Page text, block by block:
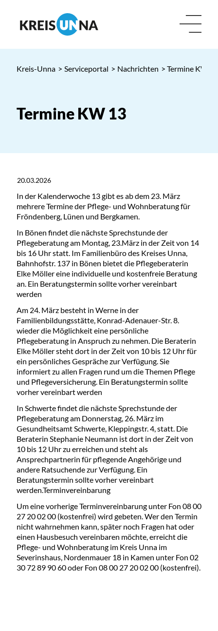
Kreis-Unna > Serviceportal > Nachrichten > Termine KW 13
Termine KW 13
20.03.2026
In der Kalenderwoche 13 gibt es ab dem 23. März
mehrere Termine der Pflege- und Wohnberatung für
Fröndenberg, Lünen und Bergkamen.
In Bönen findet die nächste Sprechstunde der
Pflegeberatung am Montag, 23.März in der Zeit von 14
bis 16 Uhr statt. Im Familienbüro des Kreises Unna,
Bahnhofstr. 137 in Bönen bietet die Pflegeberaterin
Elke Möller eine individuelle und kostenfreie Beratung
an. Ein Beratungstermin sollte vorher vereinbart
werden
Am 24. März besteht in Werne in der
Familienbildungsstätte, Konrad-Adenauer-Str. 8.
wieder die Möglichkeit eine persönliche
Pflegeberatung in Anspruch zu nehmen. Die Beraterin
Elke Möller steht dort in der Zeit von 10 bis 12 Uhr für
ein persönliches Gespräche zur Verfügung. Sie
informiert zu allen Fragen rund um die Themen Pflege
und Pflegeversicherung. Ein Beratungstermin sollte
vorher vereinbart werden
In Schwerte findet die nächste Sprechstunde der
Pflegeberatung am Donnerstag, 26. März im
Gesundheitsamt Schwerte, Kleppingstr. 4, statt. Die
Beraterin Stephanie Neumann ist dort in der Zeit von
10 bis 12 Uhr zu erreichen und steht als
Ansprechpartnerin für pflegende Angehörige und
andere Ratsuchende zur Verfügung. Ein
Beratungstermin sollte vorher vereinbart
werden.Terminvereinbarung
Um eine vorherige Terminvereinbarung unter Fon 08 00
27 20 02 00 (kostenfrei) wird gebeten. Wer den Termin
nicht wahrnehmen kann, später noch Fragen hat oder
einen Hausbesuch vereinbaren möchte, erreicht die
Pflege- und Wohnberatung im Kreis Unna im
Severinshaus, Nordenmauer 18 in Kamen unter Fon 02
30 72 89 90 60 oder Fon 08 00 27 20 02 00 (kostenfrei).